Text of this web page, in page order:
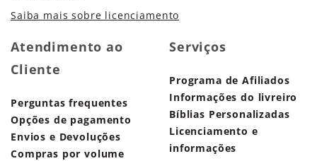
Saiba mais sobre licenciamento
Atendimento ao
Cliente
Perguntas frequentes
Opções de pagamento
Envios e Devoluções
Compras por volume
Serviços
Programa de Afiliados
Informações do livreiro
Bíblias Personalizadas
Licenciamento e
informações